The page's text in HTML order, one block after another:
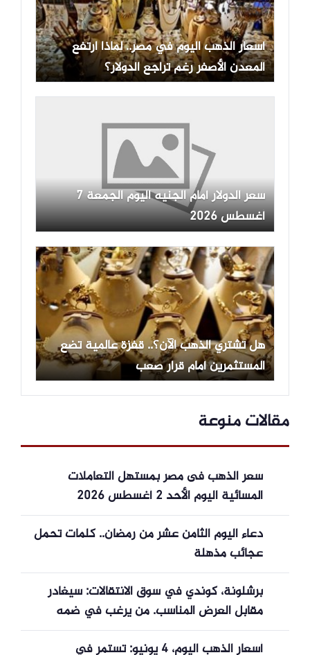
أسعار الذهب اليوم في مصر.. لماذا ارتفع
المعدن الأصفر رغم تراجع الدولار؟
سعر الدولار أمام الجنيه اليوم الجمعة 7
أغسطس 2026
هل تشتري الذهب الآن؟.. قفزة عالمية تضع
المستثمرين أمام قرار صعب
مقالات منوعة
سعر الذهب فى مصر بمستهل التعاملات
المسائية اليوم الأحد 2 أغسطس 2026
دعاء اليوم الثامن عشر من رمضان.. كلمات تحمل
عجائب مذهلة
برشلونة، كوندي في سوق الانتقالات: سيغادر
مقابل العرض المناسب. من يرغب في ضمه
والتلاقي المحتمل مع باستوني لاعب إنتر
أسعار الذهب اليوم، 4 يونيو: تستمر في